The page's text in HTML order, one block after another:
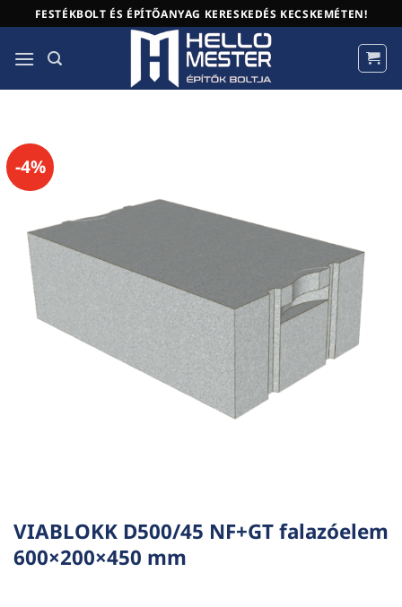
to
content
FESTÉKBOLT ÉS ÉPÍTŐANYAG KERESKEDÉS KECSKEMÉTEN!
-4%
VIABLOKK D500/45 NF+GT falazóelem
600×200×450 mm